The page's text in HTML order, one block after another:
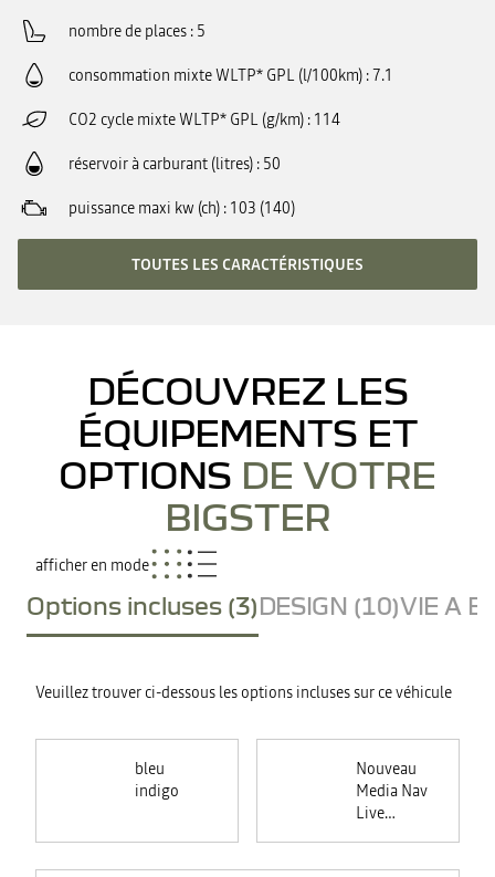
nombre de places 5
consommation mixte WLTP* GPL (l/100km) 7.1
CO2 cycle mixte WLTP* GPL (g/km) 114
réservoir à carburant (litres) 50
puissance maxi kw (ch) 103 (140)
TOUTES LES CARACTÉRISTIQUES
DÉCOUVREZ LES
ÉQUIPEMENTS ET
OPTIONS DE VOTRE
BIGSTER
afficher en mode
Options incluses (3)DESIGN (10)VIE A
Veuillez trouver ci-dessous les options incluses sur ce véhicule
bleu
indigo
Nouveau
Media Nav
Live